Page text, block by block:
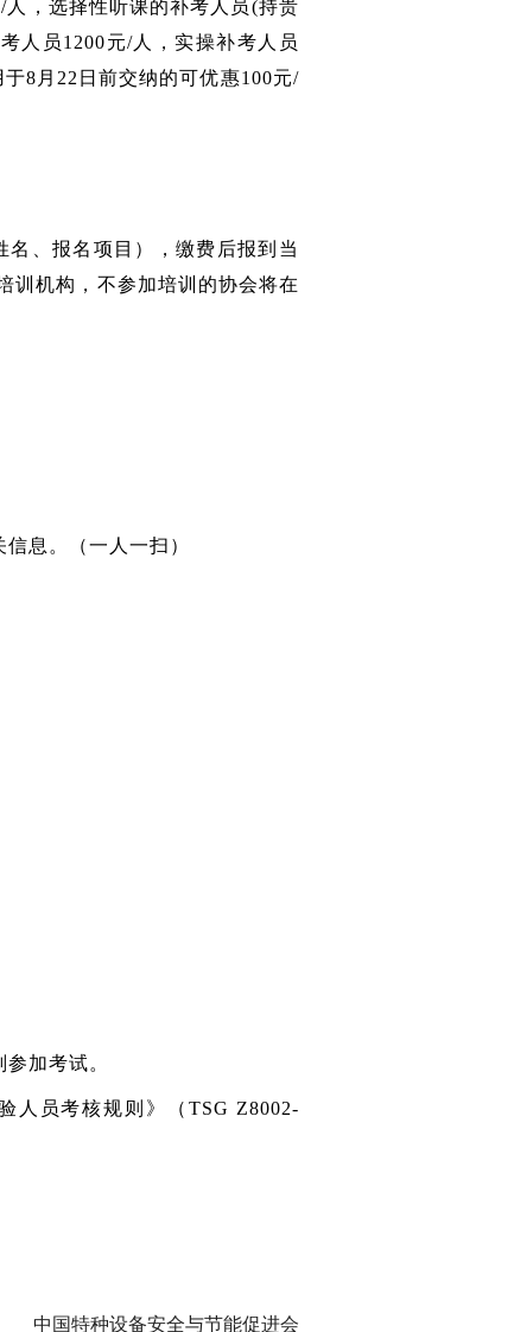
人，选择性听课的补考人员(持贵
人员1200元/人，实操补考人员
8月22日前交纳的可优惠100元/
、报名项目），缴费后报到当
训机构，不参加培训的协会将在
息。（一人一扫）
加考试。
人员考核规则》（TSG Z8002-
中国特种设备安全与节能促进会